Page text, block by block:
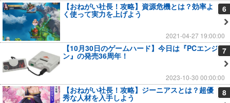
6
【おねがい社長！攻略】資源危機とは？効率よ
く使って実力を上げよう
2021-04-27 19:00:00
7
【10月30日のゲームハード】今日は『PCエンジ
ン』の発売36周年！
2023-10-30 00:00:00
8
【おねがい社長！攻略】ジーニアスとは？超優
秀な人材を入手しよう